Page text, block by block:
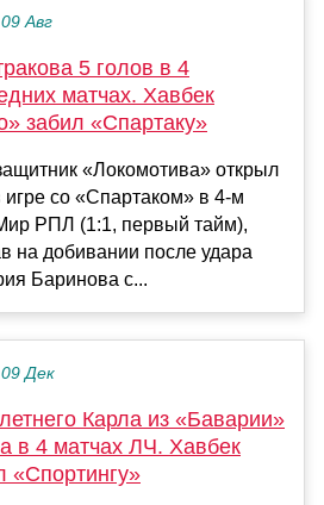
Авг
5 голов в 4
матчах. Хавбек
забил «Спартаку»
«Локомотива» открыл
игре со «Спартаком» в 4-м
РПЛ (1:1, первый тайм),
на добивании после удара
Баринова с...
Дек
Карла из «Баварии»
в 4 матчах ЛЧ. Хавбек
«Спортингу»